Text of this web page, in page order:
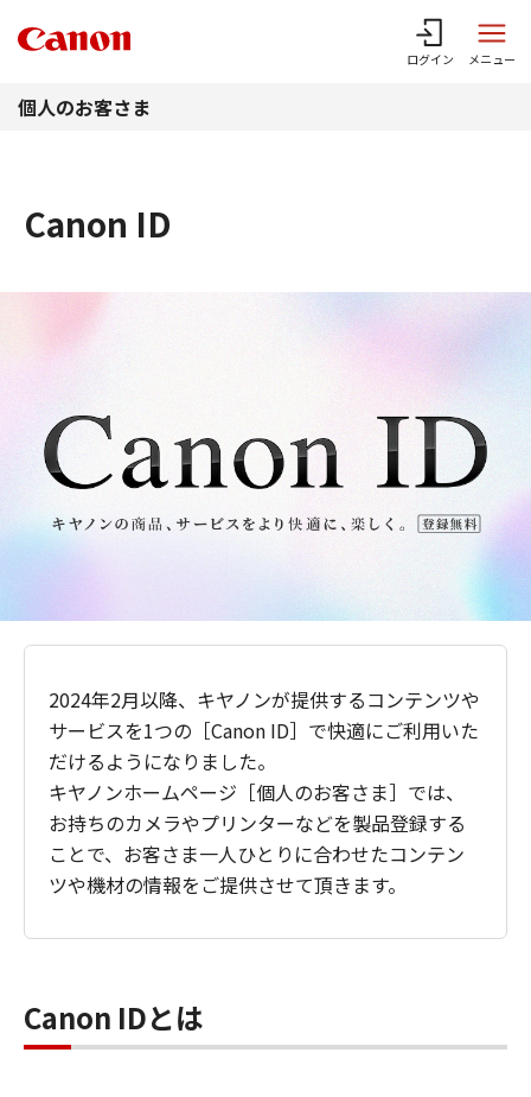
ログイン メニュー
個人のお客さま
Canon ID
2024年2月以降、キヤノンが提供するコンテンツや
サービスを1つの［Canon ID］で快適にご利用いた
だけるようになりました。
キヤノンホームページ［個人のお客さま］では、
お持ちのカメラやプリンターなどを製品登録する
ことで、お客さま一人ひとりに合わせたコンテン
ツや機材の情報をご提供させて頂きます。
Canon IDとは